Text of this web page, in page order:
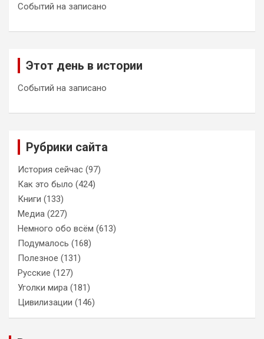
Событий на записано
Этот день в истории
Событий на записано
Рубрики сайта
История сейчас (97)
Как это было (424)
Книги (133)
Медиа (227)
Немного обо всём (613)
Подумалось (168)
Полезное (131)
Русские (127)
Уголки мира (181)
Цивилизации (146)